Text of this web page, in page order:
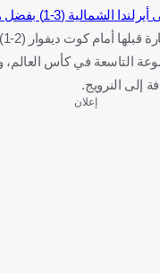
فرنسا تغلبت على
قبلها أمام كوت ديفوار (2-1).
التاسعة في كأس
إلى النرويج.
إعلان